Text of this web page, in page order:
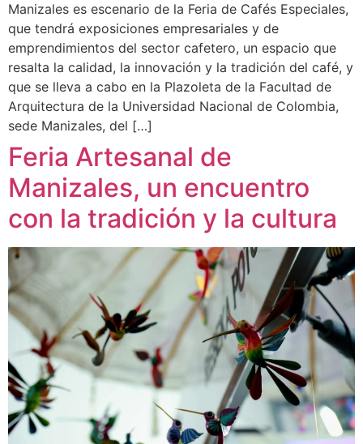
Manizales es escenario de la Feria de Cafés Especiales,
que tendrá exposiciones empresariales y de
emprendimientos del sector cafetero, un espacio que
resalta la calidad, la innovación y la tradición del café, y
que se lleva a cabo en la Plazoleta de la Facultad de
Arquitectura de la Universidad Nacional de Colombia,
sede Manizales, del […]
Feria Artesanal de
Manizales, un encuentro
con la tradición y la cultura